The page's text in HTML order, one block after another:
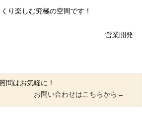
り楽しむ究極の空間です！
開発
問はお気軽に！
お問い合わせはこちらから→